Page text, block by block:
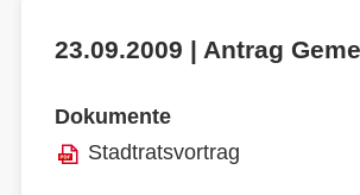
23.09.2009 | Antrag
Dokumente
Stadtratsvortrag